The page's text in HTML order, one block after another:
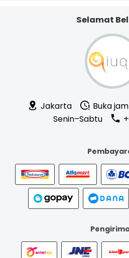
Selamat
Jakarta
Buka
Senin–Sabtu